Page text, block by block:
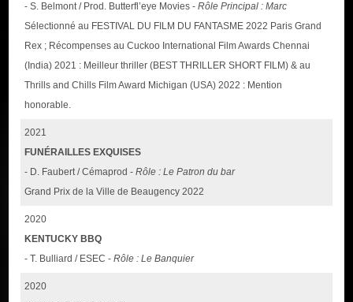
- S. Belmont / Prod. Butterfl’eye Movies -Rôle Principal : Marc
Sélectionné au FESTIVAL DU FILM DU FANTASME 2022 Paris Grand
Rex ; Récompenses au Cuckoo International Film Awards Chennai
(India) 2021 : Meilleur thriller (BEST THRILLER SHORT FILM) & au
Thrills and Chills Film Award Michigan (USA) 2022 : Mention
honorable.
2021
FUNÉRAILLES EXQUISES
- D. Faubert / Cémaprod -Rôle : Le Patron du bar
Grand Prix de la Ville de Beaugency 2022
2020
KENTUCKY BBQ
- T. Bulliard / ESEC -Rôle : Le Banquier
2020